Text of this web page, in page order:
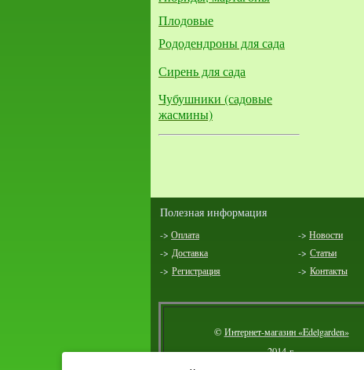
Плодовые
Рододендроны для сада
Сирень для сада
Чубушники (садовые
жасмины)
Полезная информация
-> Оплата -> Новости
-> Доставка -> Статьи
-> Регистрация -> Контакты
©Интернет-магазин «Edelgarden»
2014 г.